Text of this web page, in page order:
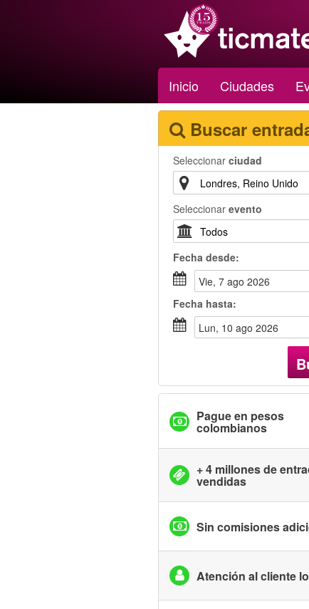
Inicio Ciudades
Buscar
Seleccionar ciudad
Seleccionar evento
Fecha desde:
vie, 7 ago 2026
Fecha hasta:
lun, 10 ago 2026
Pague en pesos
colombianos
+ 4 millones de
vendidas
Sin comisiones
Atención al cliente